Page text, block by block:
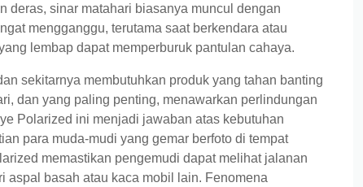
deras, sinar matahari biasanya muncul dengan
mengganggu, terutama saat berkendara atau
lembap dapat memperburuk pantulan cahaya.
sekitarnya membutuhkan produk yang tahan banting
dan yang paling penting, menawarkan perlindungan
Polarized ini menjadi jawaban atas kebutuhan
para muda-mudi yang gemar berfoto di tempat
memastikan pengemudi dapat melihat jalanan
aspal basah atau kaca mobil lain. Fenomena